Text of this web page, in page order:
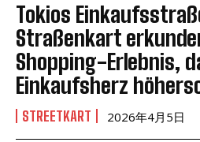
Tokios
Straßenkart
Shopping-Erlebnis,
Einkaufsherz
STREETKART 2026年4月5日